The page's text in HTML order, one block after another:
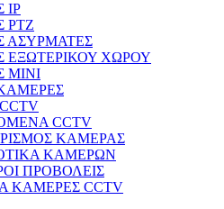
IP
PTZ
ΑΣΥΡΜΑΤΕΣ
ΕΞΩΤΕΡΙΚΟΥ ΧΩΡΟΥ
ΜΙΝΙ
CCTV
ΚΑΜΕΡΑΣ
ΚΑΜΕΡΩΝ
ΠΡΟΒΟΛΕΙΣ
ΚΑΜΕΡΕΣ CCTV